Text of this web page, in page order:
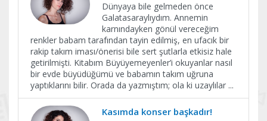
Dünyaya bile gelmeden önce
Galatasaraylıydım. Annemin
karnındayken gönül vereceğim
renkler babam tarafından tayin edilmiş, en ufacık bir
rakip takım iması/önerisi bile sert şutlarla etkisiz hale
getirilmişti. Kitabım Büyüyemeyenler’i okuyanlar nasıl
bir evde büyüdüğümü ve babamın takım uğruna
yaptıklarını bilir. Orada da yazmıştım; ola ki uzaylılar ...
Kasımda konser başkadır!